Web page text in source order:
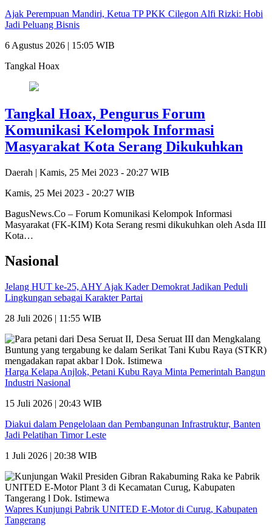
Ajak Perempuan Mandiri, Ketua TP PKK Cilegon Alfi Rizki: Hobi
Jadi Peluang Bisnis
6 Agustus 2026 | 15:05 WIB
Tangkal Hoax
Tangkal Hoax, Pengurus Forum
Komunikasi Kelompok Informasi
Masyarakat Kota Serang Dikukuhkan
Daerah | Kamis, 25 Mei 2023 - 20:27 WIB
Kamis, 25 Mei 2023 - 20:27 WIB
BagusNews.Co – Forum Komunikasi Kelompok Informasi
Masyarakat (FK-KIM) Kota Serang resmi dikukuhkan oleh Asda III
Kota…
Nasional
Jelang HUT ke-25, AHY Ajak Kader Demokrat Jadikan Peduli
Lingkungan sebagai Karakter Partai
28 Juli 2026 | 11:55 WIB
Harga Kelapa Anjlok, Petani Kubu Raya Minta Pemerintah Bangun
Industri Nasional
15 Juli 2026 | 20:43 WIB
Diakui dalam Pengelolaan dan Pembangunan Infrastruktur, Banten
Jadi Pelatihan Timor Leste
1 Juli 2026 | 20:38 WIB
Wapres Kunjungi Pabrik UNITED E-Motor di Curug, Kabupaten
Tangerang